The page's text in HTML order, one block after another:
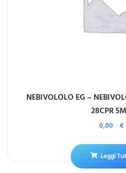
NEBIVOLOLO EG –
28CPR
0,00 €
Leggi